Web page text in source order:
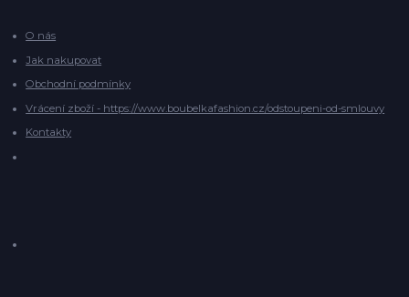
O nás
Jak nakupovat
Obchodní podmínky
Vrácení zboží - https://www.boubelkafashion.cz/odstoupeni-od-smlouvy
Kontakty